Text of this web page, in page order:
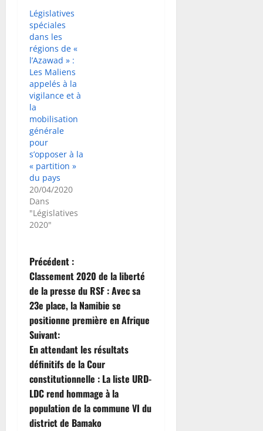
Législatives
spéciales
dans les
régions de «
l’Azawad » :
Les Maliens
appelés à la
vigilance et à
la
mobilisation
générale
pour
s’opposer à la
« partition »
du pays
20/04/2020
Dans
"Législatives
2020"
N
a
v
i
g
a
t
Précédent :
Classement 2020 de la liberté
de la presse du RSF : Avec sa
23e place, la Namibie se
positionne première en Afrique
Suivant:
En attendant les résultats
définitifs de la Cour
constitutionnelle : La liste URD-
LDC rend hommage à la
population de la commune VI du
district de Bamako